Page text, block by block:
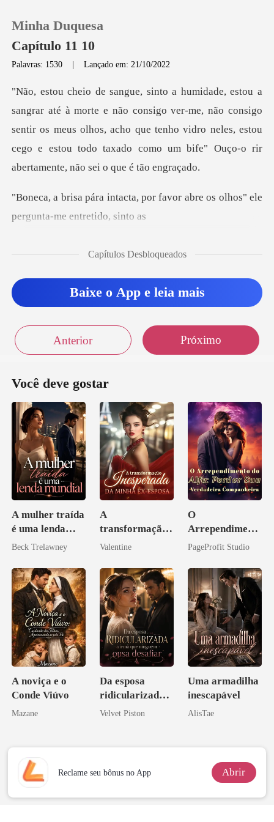
0
Sair
Minha Duquesa
Capítulo 11 10
Palavras: 1530 |Lançado em: 21/10/2022
go ver-me, não consigo
sentir os meus olhos, acho que tenho vidro neles, estou
cego e
por favor abre os olhos" ele
Capítulos Desbloqueados
Baixe o App e leia mais
Anterior Próximo
Você deve gostar
A mulher traída
é uma lenda
mundial
Beck Trelawney
A
transformação
inesperada da
esposa
Valentine
O
Arrependiment
o do Alfa:
Verdadeira
Companheira
PageProfit Studio
A noviça e o
Conde Viúvo
Mazane
Da esposa
ridicularizada à
irmã que
Velvet Piston
Uma armadilha
inescapável
AlisTae
Reclame seu bônus no App Abrir